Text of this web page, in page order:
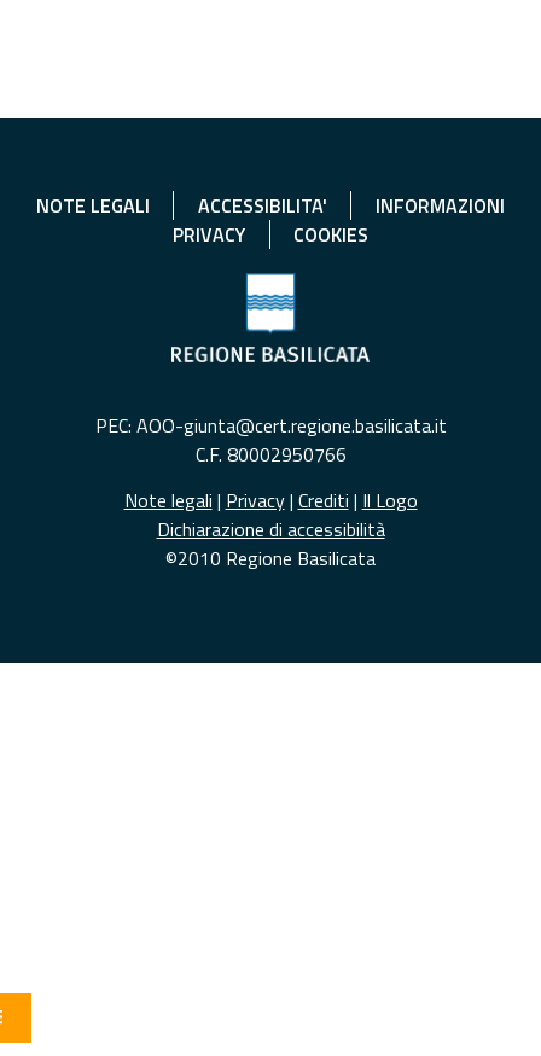
NOTE LEGALI ACCESSIBILITA'
INFORMAZIONI
PRIVACY
COOKIES
PEC: AOO-giunta@cert.regione.basilicata.it
C.F. 80002950766
Note legali | Privacy| Crediti | Il Logo
Dichiarazione di accessibilità
©2010 Regione Basilicata